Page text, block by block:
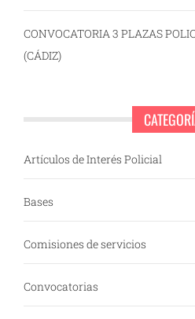
CONVOCATORIA 3 PLAZAS
(CÁDIZ)
Artículos de Interés Policial
Bases
Comisiones de servicios
Convocatorias